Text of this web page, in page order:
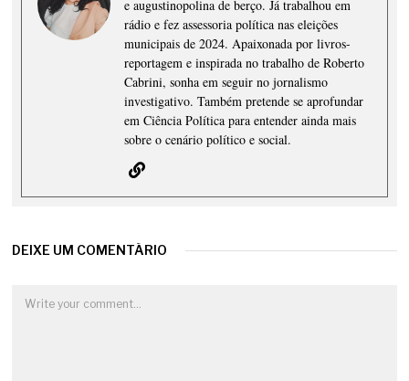
e augustinopolina de berço. Já trabalhou em
rádio e fez assessoria política nas eleições
municipais de 2024. Apaixonada por livros-
reportagem e inspirada no trabalho de Roberto
Cabrini, sonha em seguir no jornalismo
investigativo. Também pretende se aprofundar
em Ciência Política para entender ainda mais
sobre o cenário político e social.
DEIXE UM COMENTÁRIO